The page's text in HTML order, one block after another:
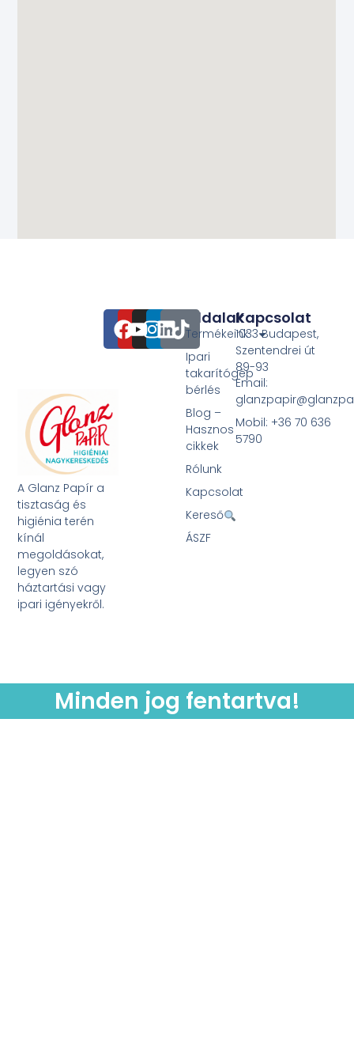
A Glanz Papír a
tisztaság és
higiénia terén
kínál
megoldásokat,
legyen szó
háztartási vagy
ipari igényekről.
Oldalak
Termékeink
Ipari
takarítógép
bérlés
Blog –
Hasznos
cikkek
Rólunk
Kapcsolat
Kereső
ÁSZF
Kapcsolat
1033 Budapest,
Szentendrei út
89-93
Email:
Mobil: +36 70 636
5790
Minden jog fentartva!